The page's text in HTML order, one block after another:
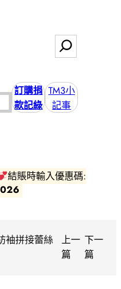
訂購捐
款記綠
TM3小
記事
結賬時輸入優惠碼:
袖拼接蕾絲
上一
篇
下一
篇